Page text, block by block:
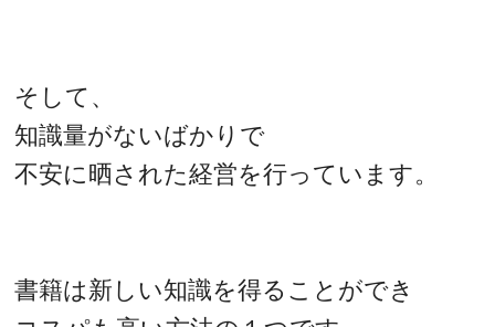
そして、
知識量がないばかりで
不安に晒された経営を行っています。
書籍は新しい知識を得ることができ